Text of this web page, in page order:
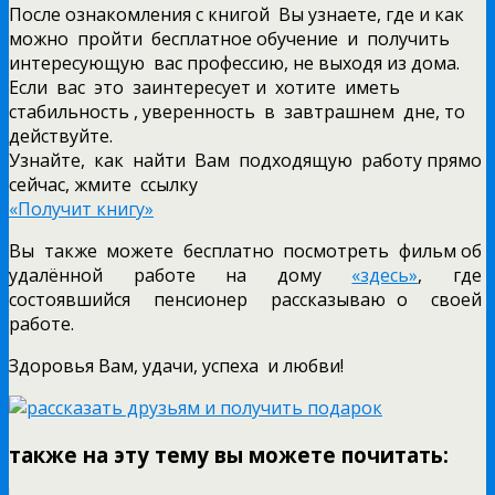
После ознакомления с книгой Вы узнаете, где и как
можно пройти бесплатное обучение и получить
интересующую вас профессию, не выходя из дома.
Если вас это заинтересует и хотите иметь
стабильность , уверенность в завтрашнем дне, то
действуйте.
Узнайте, как найти Вам подходящую работу прямо
сейчас, жмите ссылку
«Получит книгу»
Вы также можете бесплатно посмотреть фильм об
удалённой работе на дому «здесь», где
состоявшийся пенсионер рассказываю о своей
работе.
Здоровья Вам, удачи, успеха и любви!
также на эту тему вы можете почитать: